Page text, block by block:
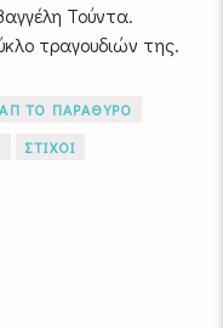
Τούντα.
τραγουδιών της.
ΤΟ ΠΑΡΑΘΥΡΟ
ΣΤΙΧΟΙ